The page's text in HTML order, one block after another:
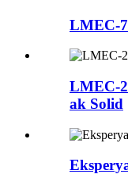
LMEC-
LMEC-
ak Solid